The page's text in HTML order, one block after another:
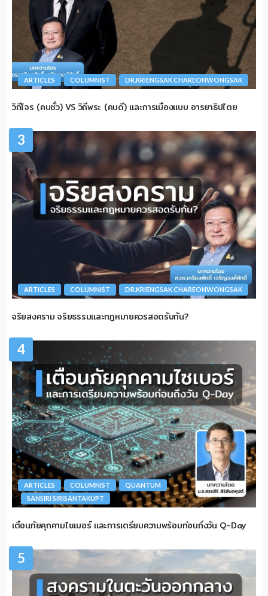
ARTICLES COLUMNIST DR.KRIENGSAK CHAREONWONGSAK
วิถีโจร (คนชั่ว) VS วิถีพระ (คนดี) และการเมืองแบบ อารยาธิปไตย
3
ARTICLES COLUMNIST DR.KRIENGSAK CHAREONWONGSAK
จริยสงคราม จริยธรรมและกฎหมายควรสอดรับกัน?
4
ARTICLES COLUMNIST
QUANTUM
SANSIRI SIRISANTAKUPT
เตือนภัยคุกคามไซเบอร์ และการเตรียมความพร้อมก่อนถึงวัน Q-Day
5